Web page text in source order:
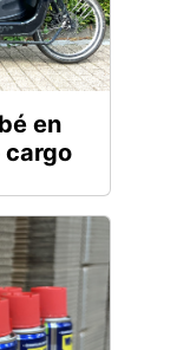
en
cargo